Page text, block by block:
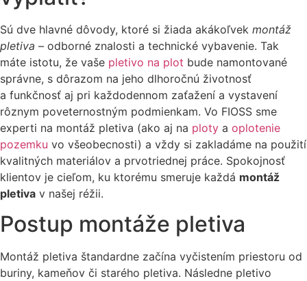
Sú dve hlavné dôvody, ktoré si žiada akákoľvek montáž
pletiva – odborné znalosti a technické vybavenie. Tak
máte istotu, že vaše pletivo na plot bude namontované
správne, s dôrazom na jeho dlhoročnú životnosť
a funkčnosť aj pri každodennom zaťažení a vystavení
rôznym poveternostným podmienkam. Vo FIOSS sme
experti na montáž pletiva (ako aj na ploty a oplotenie
pozemku vo všeobecnosti) a vždy si zakladáme na použití
kvalitných materiálov a prvotriednej práce. Spokojnosť
klientov je cieľom, ku ktorému smeruje každá montáž
pletiva v našej réžii.
Postup montáže pletiva
Montáž pletiva štandardne začína vyčistením priestoru od
buriny, kameňov či starého pletiva. Následne pletivo